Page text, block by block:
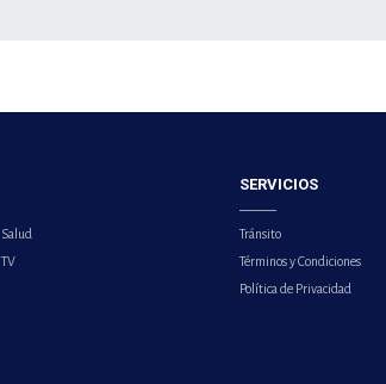
Salud
TV
SERVICIOS
Tránsito
Términos y Condiciones
Política de Privacidad